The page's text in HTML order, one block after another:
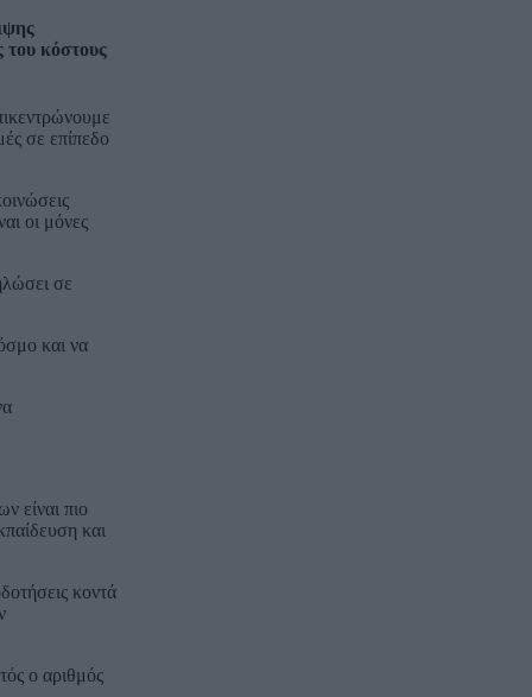
κόστους
σε επίπεδο
οι μόνες
σε
και να
είναι πιο
και
κοντά
ο αριθμός